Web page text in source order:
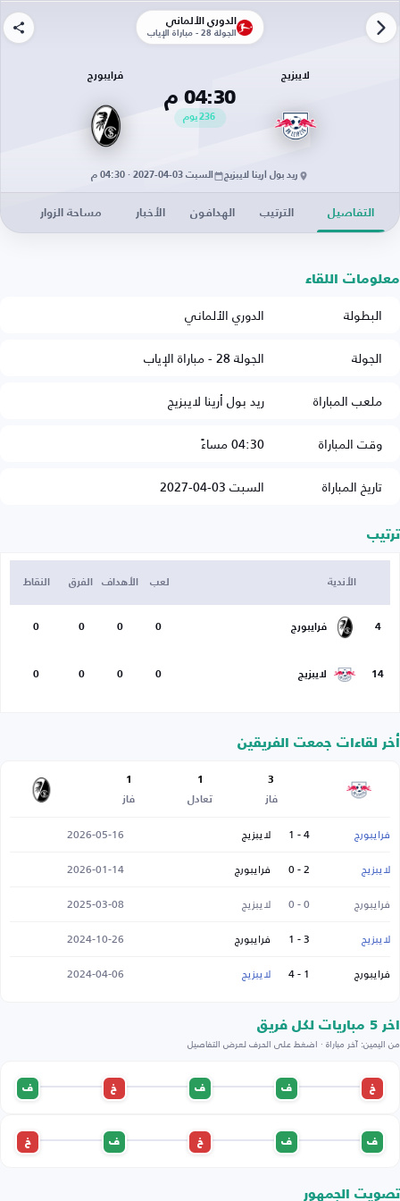
الدوري الألماني
الجولة 28 - مباراة الإياب
لايبزيج
04:30 م
236يوم
فرايبورج
ريد بول أرينا لايبزيج السبت 03-04-2027 · 04:30 م
التفاصيل الترتيب الهدافون الأخبار مساحة الزوار
معلومات اللقاء
البطولة
الدوري الألماني
الجولة
الجولة 28 - مباراة الإياب
ملعب المباراة
ريد بول أرينا لايبزيج
وقت المباراة
04:30 مساءً
تاريخ المباراة
السبت 03-04-2027
ترتيب
الأندية لعب الأهداف الفرق النقاط
4 فرايبورج 0
0
0
0
14 لايبزيج 0
0
0
0
أخر لقاءات جمعت الفريقين
3
فاز
1
تعادل
1
فاز
فرايبورج 4 - 1 لايبزيج
2026-05-16
لايبزيج
2 - 0 فرايبورج
2026-01-14
فرايبورج
0 - 0 لايبزيج
2025-03-08
لايبزيج
3 - 1 فرايبورج
2024-10-26
فرايبورج
1 - 4 لايبزيج 2024-04-06
اخر 5 مباريات لكل فريق
من اليمين: آخر مباراة · اضغط على الحرف لعرض التفاصيل
خ ف ف خ ف
ف ف خ ف خ
تصويت الجمهور